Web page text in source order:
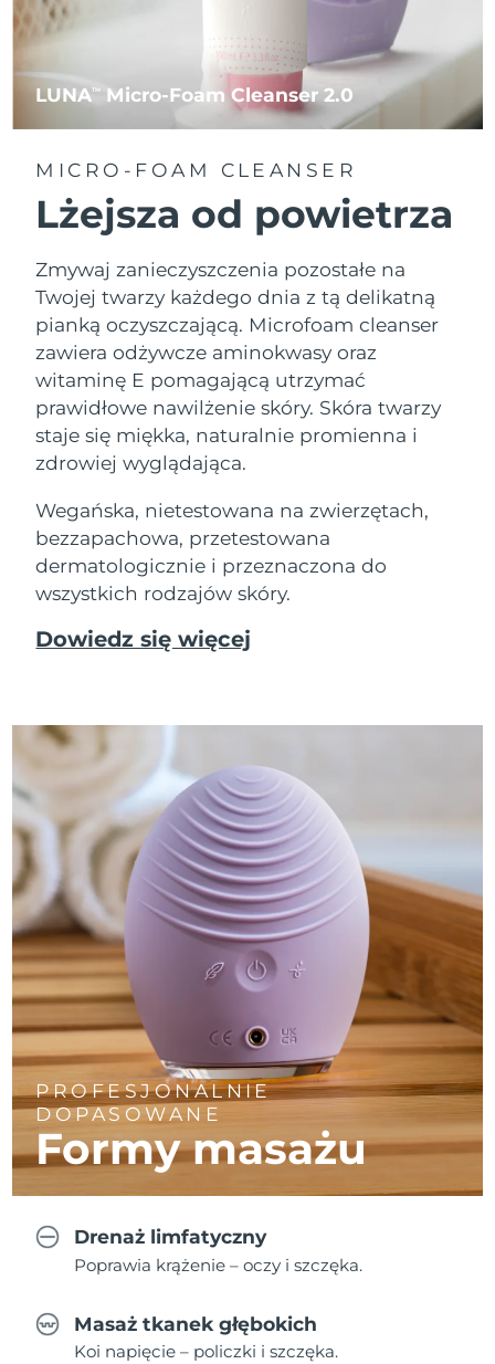
LUNATM Micro-Foam Cleanser 2.0
MICRO-FOAM CLEANSER
Lżejsza od powietrza
Zmywaj zanieczyszczenia pozostałe na
Twojej twarzy każdego dnia z tą delikatną
pianką oczyszczającą. Microfoam cleanser
zawiera odżywcze aminokwasy oraz
witaminę E pomagającą utrzymać
prawidłowe nawilżenie skóry. Skóra twarzy
staje się miękka, naturalnie promienna i
zdrowiej wyglądająca.
Wegańska, nietestowana na zwierzętach,
bezzapachowa, przetestowana
dermatologicznie i przeznaczona do
wszystkich rodzajów skóry.
Dowiedz się więcej
PROFESJONALNIE
DOPASOWANE
Formy masażu
Drenaż limfatyczny
Poprawia krążenie – oczy i szczęka.
Masaż tkanek głębokich
Koi napięcie – policzki i szczęka.